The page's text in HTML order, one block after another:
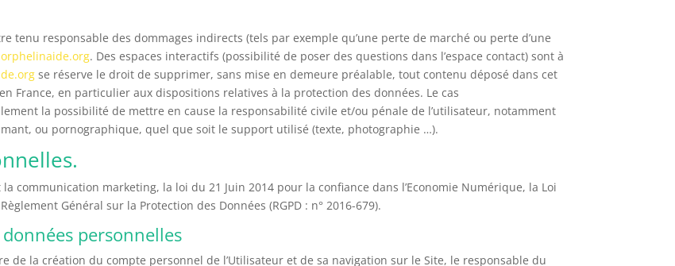
tenu responsable des dommages indirects (tels par exemple qu’une perte de marché ou perte d’une
. Des espaces interactifs (possibilité de poser des questions dans l’espace contact) sont à
se réserve le droit de supprimer, sans mise en demeure préalable, tout contenu déposé dans cet
France, en particulier aux dispositions relatives à la protection des données. Le cas
la possibilité de mettre en cause la responsabilité civile et/ou pénale de l’utilisateur, notamment
ou pornographique, quel que soit le support utilisé (texte, photographie …).
communication marketing, la loi du 21 Juin 2014 pour la confiance dans l’Economie Numérique, la Loi
Général sur la Protection des Données (RGPD : n° 2016-679).
personnelles
de la création du compte personnel de l’Utilisateur et de sa navigation sur le Site, le responsable du